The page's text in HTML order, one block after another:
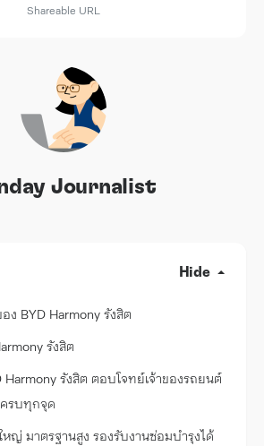
Shareable URL
Journalist
Hide
ง BYD Harmony รังสิต
รังสิต
Harmony รังสิต ตอบโจทย์เจ้าของรถยนต์
รบทุกจุด
หญ่ มาตรฐานสูง รองรับงานซ่อมบำรุงได้